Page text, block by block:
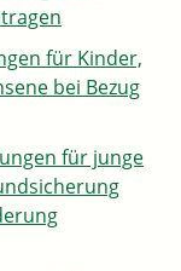
für Kinder,
bei Bezug
für junge